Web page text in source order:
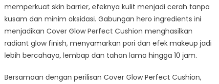
memperkuat skin barrier, efeknya kulit menjadi cerah tanpa
kusam dan minim oksidasi. Gabungan hero ingredients ini
menjadikan Cover Glow Perfect Cushion menghasilkan
radiant glow finish, menyamarkan pori dan efek makeup jadi
lebih bercahaya, lembap dan tahan lama hingga 10 jam.
Bersamaan dengan perilisan Cover Glow Perfect Cushion,